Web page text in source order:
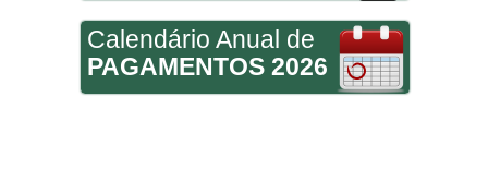
Calendário Anual de
PAGAMENTOS 2026